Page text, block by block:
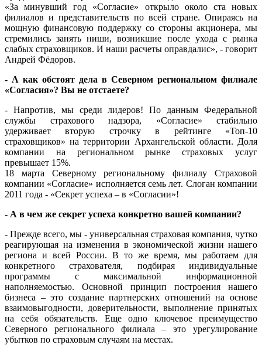
«За минувший год «Согласие» открыло около ста новых
филиалов и представительств по всей стране. Опираясь на
мощную финансовую поддержку со стороны акционера, мы
стремились занять ниши, возникшие после ухода с рынка
слабых страховщиков. И наши расчеты оправдалис», - говорит
Андрей Фёдоров.
- А как обстоят дела в Северном региональном филиале
«Согласия»? Вы не отстаете?
- Напротив, мы среди лидеров! По данным Федеральной
службы страхового надзора, «Согласие» стабильно
удерживает вторую строчку в рейтинге «Топ-10
страховщиков» на территории Архангельской области. Доля
компании на региональном рынке страховых услуг
превышает 15%.
18 марта Северному региональному филиалу Страховой
компании «Согласие» исполняется семь лет. Слоган компании
2011 года - «Секрет успеха – в «Согласии»!
- А в чем же секрет успеха конкретно вашей компании?
- Прежде всего, мы - универсальная страховая компания, чутко
реагирующая на изменения в экономической жизни нашего
региона и всей России. В то же время, мы работаем для
конкретного страхователя, подбирая индивидуальные
программы с максимальной информационной
наполняемостью. Основной принцип построения нашего
бизнеса – это создание партнерских отношений на основе
взаимовыгодности, доверительности, выполнение принятых
на себя обязательств. Еще одно ключевое преимущество
Северного регионального филиала – это урегулирование
убытков по страховым случаям на местах.